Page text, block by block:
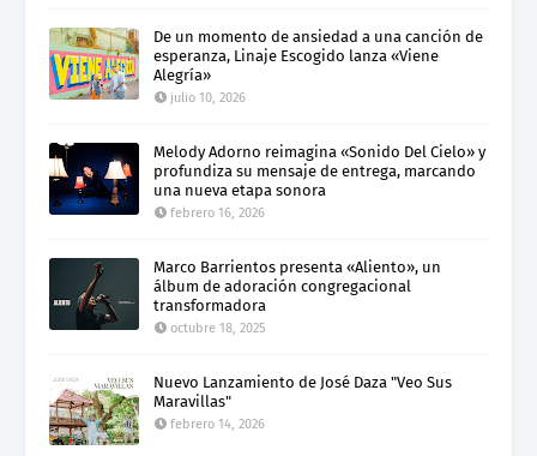
De un momento de ansiedad a una canción de
esperanza, Linaje Escogido lanza «Viene
Alegría»
julio 10, 2026
Melody Adorno reimagina «Sonido Del Cielo» y
profundiza su mensaje de entrega, marcando
una nueva etapa sonora
febrero 16, 2026
Marco Barrientos presenta «Aliento», un
álbum de adoración congregacional
transformadora
octubre 18, 2025
Nuevo Lanzamiento de José Daza "Veo Sus
Maravillas"
febrero 14, 2026